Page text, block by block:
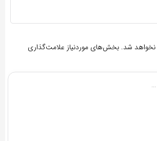
نخواهد شد. بخش‌های موردنیاز علامت‌گذاری